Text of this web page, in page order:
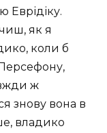
Еврідіку.
як я
коли б
ж
знову вона в
владико